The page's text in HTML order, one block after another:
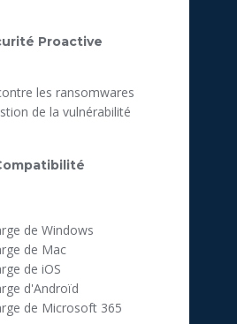
Proactive
les ransomwares
de la vulnérabilité
de Windows
de Mac
de iOS
d'Androïd
de Microsoft 365